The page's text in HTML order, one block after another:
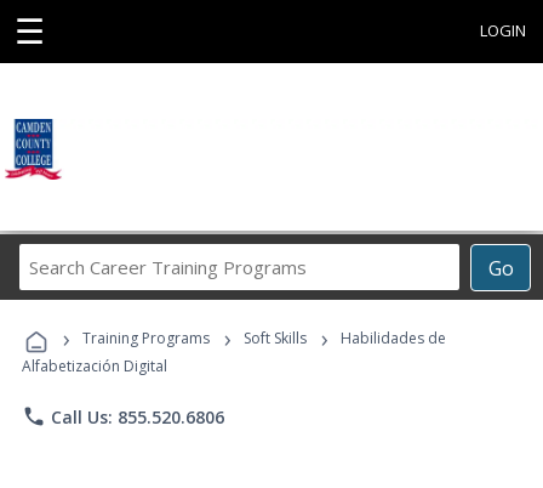
☰ LOGIN
Go
Career
Programs
› Training Programs › Soft Skills ›
Habilidades de
Alfabetización Digital
phone Call Us: 855.520.6806